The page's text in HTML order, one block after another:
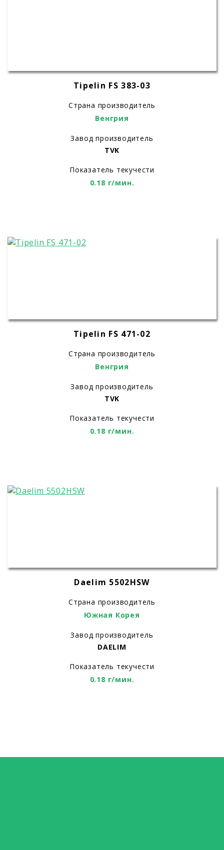
Tipelin FS 383-03
Страна производитель
Венгрия
Завод производитель
TVK
Показатель текучести
0.18 г/мин.
Tipelin FS 471-02
Страна производитель
Венгрия
Завод производитель
TVK
Показатель текучести
0.18 г/мин.
Daelim 5502HSW
Страна производитель
Южная Корея
Завод производитель
DAELIM
Показатель текучести
0.18 г/мин.